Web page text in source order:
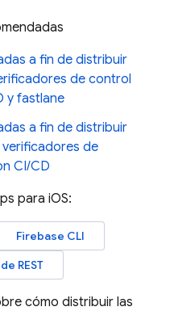
a fin de distribuir
de control
y fastlane
a fin de distribuir
de
CI/CD
para iOS:
Firebase CLI
REST
cómo distribuir las